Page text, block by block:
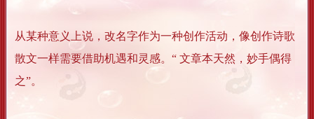
从某种意义上说，改名字作为一种创作活动，像创作诗歌
散文一样需要借助机遇和灵感。“ 文章本天然，妙手偶得
之”。